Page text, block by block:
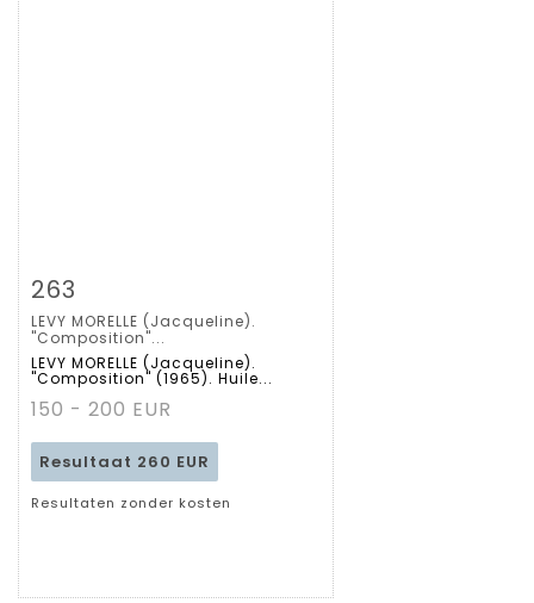
Gedetailleerde
fiche
263
LEVY MORELLE (Jacqueline).
"Composition"...
LEVY MORELLE (Jacqueline).
"Composition" (1965). Huile...
150 - 200 EUR
Resultaat 260 EUR
Resultaten zonder kosten